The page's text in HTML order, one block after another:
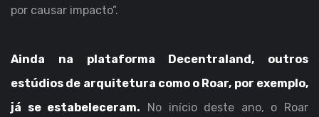
por causar impacto”.
Ainda na plataforma Decentraland, outros
estúdios de arquitetura como o Roar, por exemplo,
já se estabeleceram. No início deste ano, o Roar